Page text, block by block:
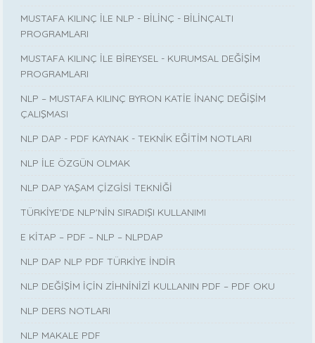
MUSTAFA KILINÇ İLE NLP - BİLİNÇ - BİLİNÇALTI
PROGRAMLARI
MUSTAFA KILINÇ İLE BİREYSEL - KURUMSAL DEĞİŞİM
PROGRAMLARI
NLP – MUSTAFA KILINÇ BYRON KATİE İNANÇ DEĞİŞİM
ÇALIŞMASI
NLP DAP - PDF KAYNAK - TEKNİK EĞİTİM NOTLARI
NLP İLE ÖZGÜN OLMAK
NLP DAP YAŞAM ÇİZGİSİ TEKNİĞİ
TÜRKİYE'DE NLP'NİN SIRADIŞI KULLANIMI
E KİTAP – PDF – NLP – NLPDAP
NLP DAP NLP PDF TÜRKİYE İNDİR
NLP DEĞİŞİM İÇİN ZİHNİNİZİ KULLANIN PDF – PDF OKU
NLP DERS NOTLARI
NLP MAKALE PDF